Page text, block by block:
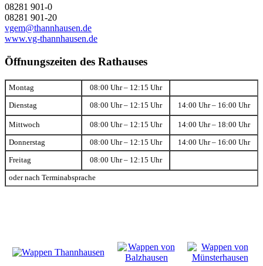
08281 901-0
08281 901-20
vgem@thannhausen.de
www.vg-thannhausen.de
Öffnungszeiten des Rathauses
Montag 08:00 Uhr – 12:15 Uhr
Dienstag 08:00 Uhr – 12:15 Uhr 14:00 Uhr – 16:00 Uhr
Mittwoch 08:00 Uhr – 12:15 Uhr 14:00 Uhr – 18:00 Uhr
Donnerstag 08:00 Uhr – 12:15 Uhr 14:00 Uhr – 16:00 Uhr
Freitag 08:00 Uhr – 12:15 Uhr
oder nach Terminabsprache